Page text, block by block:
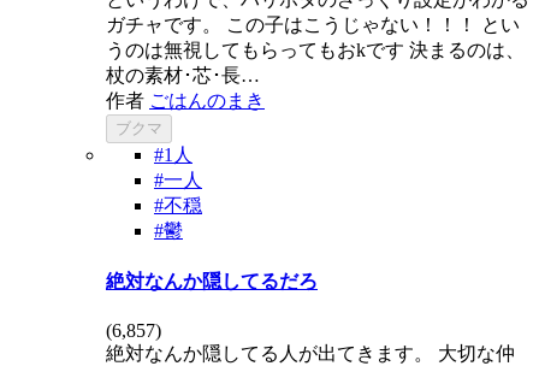
ガチャです。 この子はこうじゃない！！！ とい
うのは無視してもらってもおkです 決まるのは、
杖の素材･芯･長…
作者 ごはんのまき
ブクマ
#1人
#一人
#不穏
#鬱
絶対なんか隠してるだろ
(6,857)
絶対なんか隠してる人が出てきます。 大切な仲